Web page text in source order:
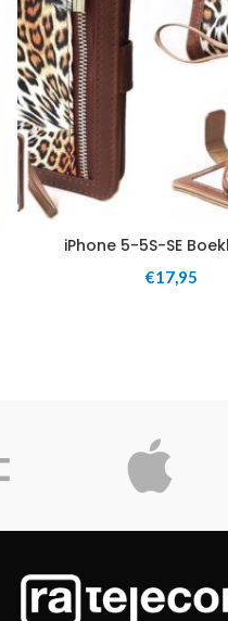
iPhone 5-5S-SE
€17,95